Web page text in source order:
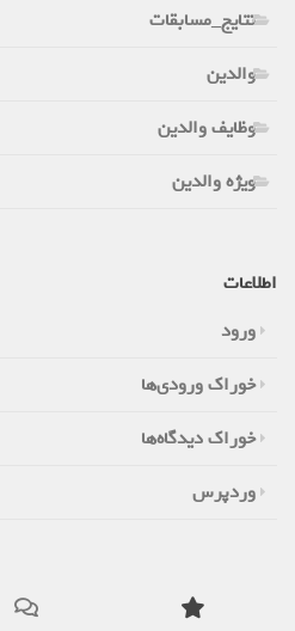
نتایج_مسابقات
والدین
وظایف والدین
ویژه والدین
اطلاعات
ورود
خوراک ورودی‌ها
خوراک دیدگاه‌ها
وردپرس